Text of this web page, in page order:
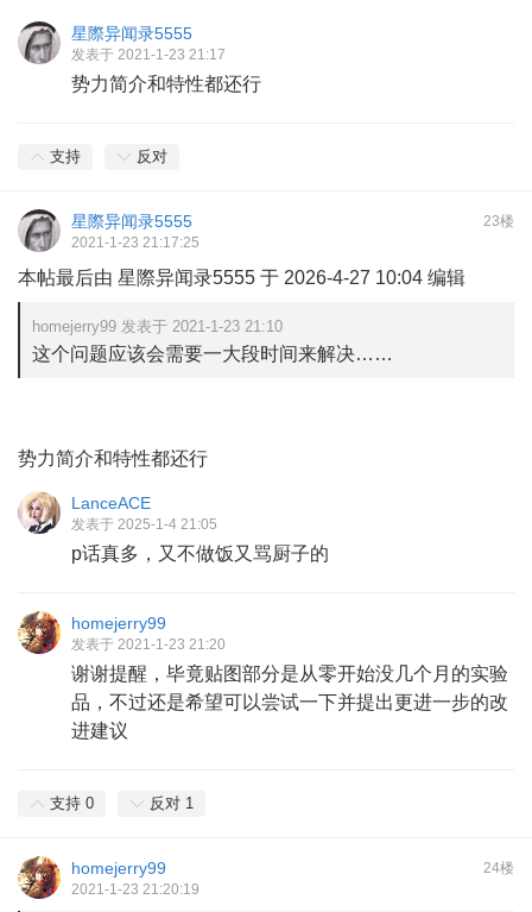
星際异闻录5555
发表于 2021-1-23 21:17
势力简介和特性都还行
支持 反对
23楼
星際异闻录5555
2021-1-23 21:17:25
本帖最后由 星際异闻录5555 于 2026-4-27 10:04 编辑
homejerry99 发表于 2021-1-23 21:10
这个问题应该会需要一大段时间来解决……
势力简介和特性都还行
LanceACE
发表于 2025-1-4 21:05
p话真多，又不做饭又骂厨子的
homejerry99
发表于 2021-1-23 21:20
谢谢提醒，毕竟贴图部分是从零开始没几个月的实验
品，不过还是希望可以尝试一下并提出更进一步的改
进建议
支持 0 反对 1
24楼
homejerry99
2021-1-23 21:20:19